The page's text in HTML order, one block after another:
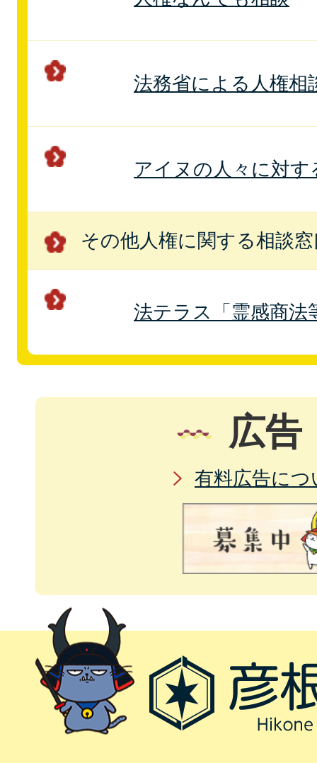
法務省による人権相
アイヌの人々に対す
その他人権に関する相談
法テラス「霊感商法
広告
有料広告につ